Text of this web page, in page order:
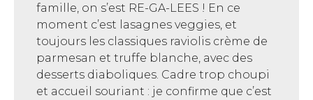
famille, on s’est RE-GA-LEES ! En ce
moment c’est lasagnes veggies, et
toujours les classiques raviolis crème de
parmesan et truffe blanche, avec des
desserts diaboliques. Cadre trop choupi
et accueil souriant : je confirme que c’est